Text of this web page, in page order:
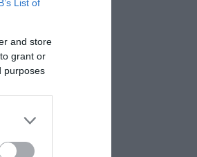
List of
and store
grant or
purposes